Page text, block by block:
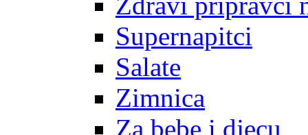
Supernapitci
Salate
Zimnica
Za bebe i djecu